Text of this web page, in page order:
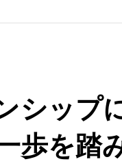
シップ
歩を踏